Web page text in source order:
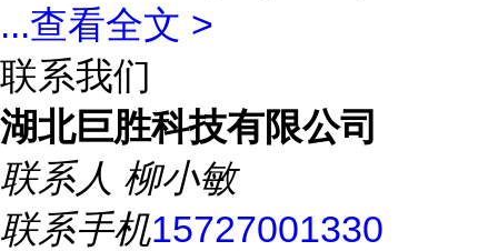
...查看全文 >
联系我们
湖北巨胜科技有限公司
联系人 柳小敏
联系手机15727001330